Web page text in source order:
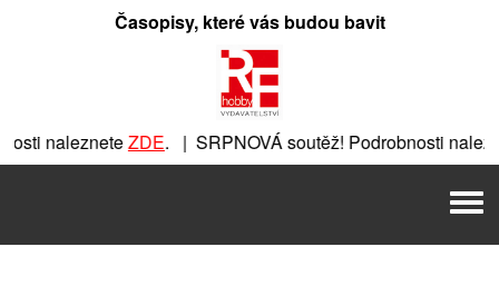
Časopisy, které vás budou bavit
nalezneteZDE. | SRPNOVÁ soutěž! Podrobnosti
. |